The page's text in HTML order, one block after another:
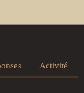
Activité